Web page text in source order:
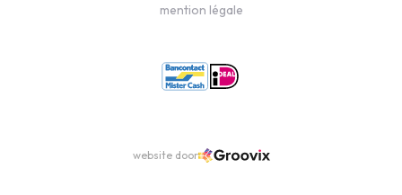
mention légale
website door